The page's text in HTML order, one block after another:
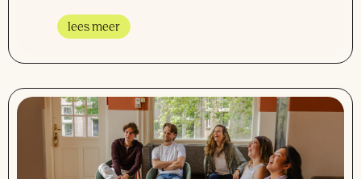
lees meer